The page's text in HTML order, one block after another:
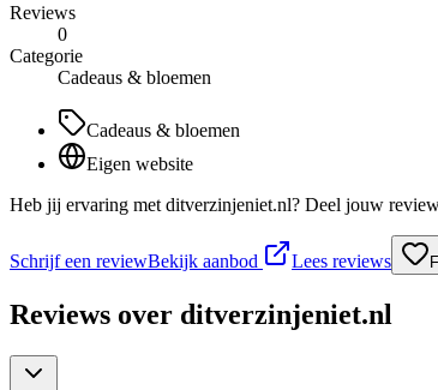
Reviews
0
Categorie
Cadeaus & bloemen
Cadeaus & bloemen
Eigen website
Heb jij ervaring met ditverzinjeniet.nl? Deel jouw
Schrijf een reviewBekijk aanbod Lees reviews
Reviews over ditverzinjeniet.nl